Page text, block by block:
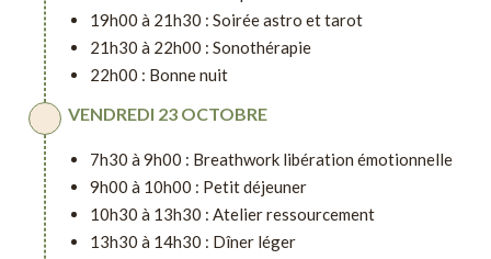
19h00 à 21h30 : Soirée astro et tarot
21h30 à 22h00 : Sonothérapie
22h00 : Bonne nuit
VENDREDI 23 OCTOBRE
7h30 à 9h00 : Breathwork libération émotionnelle
9h00 à 10h00 : Petit déjeuner
10h30 à 13h30 : Atelier ressourcement
13h30 à 14h30 : Dîner léger